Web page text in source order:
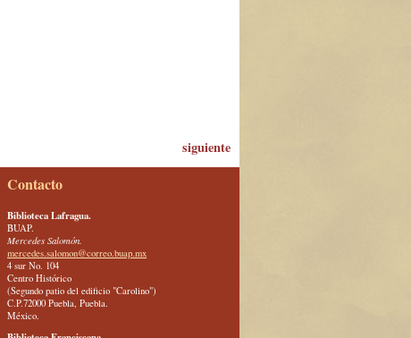
siguiente
Contacto
Biblioteca Lafragua.
BUAP.
Mercedes Salomón.
mercedes.salomon@correo.buap.mx
4 sur No. 104
Centro Histórico
(Segundo patio del edificio "Carolino")
C.P.72000 Puebla, Puebla.
México.